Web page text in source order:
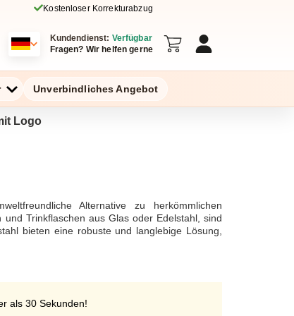
Kostenloser Korrekturabzug
Kundendienst: Verfügbar
Fragen? Wir helfen gerne
Unverbindliches Angebot
Logo
Alternative zu herkömmlichen
Trinkflaschen aus Glas oder Edelstahl, sind
bieten eine robuste und langlebige Lösung,
und fördern den Einsatz von plastikfreien
und Edelstahl, bieten eine Vielzahl von
einen wichtigen Beitrag zu einer nachhaltigen
man umweltfreundlich bleibt, ohne auf Stil oder
als 30 Sekunden!